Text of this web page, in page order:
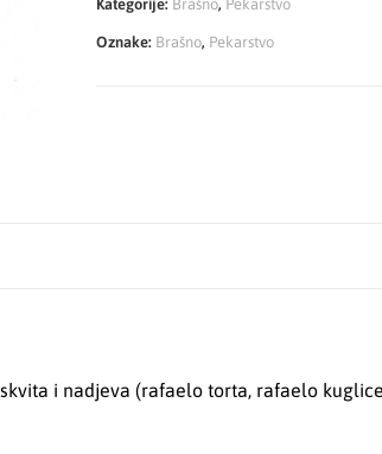
Kategorije: Brašno, Pekarstvo
Oznake: Brašno, Pekarstvo
i nadjeva (rafaelo torta, rafaelo